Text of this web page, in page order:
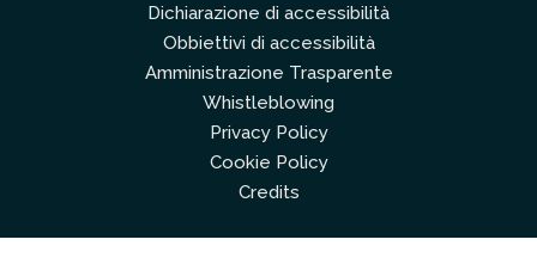
Dichiarazione di accessibilità
Obbiettivi di accessibilità
Amministrazione Trasparente
Whistleblowing
Privacy Policy
Cookie Policy
Credits